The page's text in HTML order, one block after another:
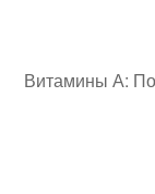
Витамины А: